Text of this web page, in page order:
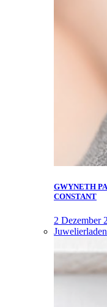
GWYNETH
CONSTANT
2 Dezember
Juwelierladen